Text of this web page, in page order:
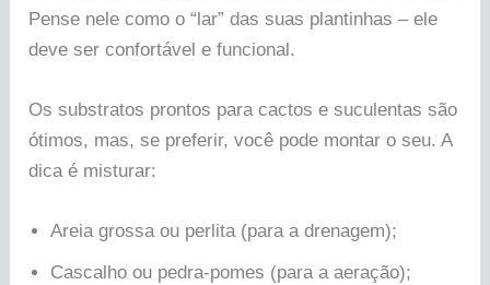
Pense nele como o “lar” das suas plantinhas – ele
deve ser confortável e funcional.
Os substratos prontos para cactos e suculentas são
ótimos, mas, se preferir, você pode montar o seu. A
dica é misturar:
Areia grossa ou perlita (para a drenagem);
Cascalho ou pedra-pomes (para a aeração);